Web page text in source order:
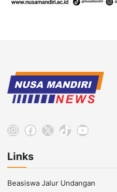
Instagram
Facebook
X TikTokYouTube
Links
Beasiswa Jalur Undangan